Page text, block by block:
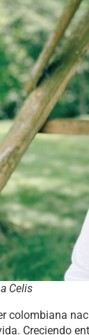
Celis
colombiana
Creciendo